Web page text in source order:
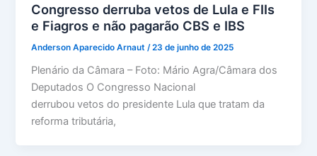
Congresso derruba vetos de Lula e FIIs
e Fiagros e não pagarão CBS e IBS
Anderson Aparecido Arnaut /23 de junho de 2025
Plenário da Câmara – Foto: Mário Agra/Câmara dos
Deputados O Congresso Nacional
derrubou vetos do presidente Lula que tratam da
reforma tributária,